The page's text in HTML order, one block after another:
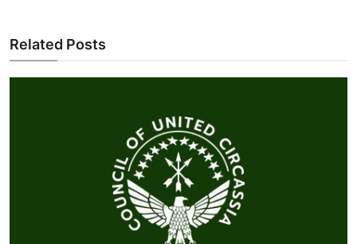
Related Posts